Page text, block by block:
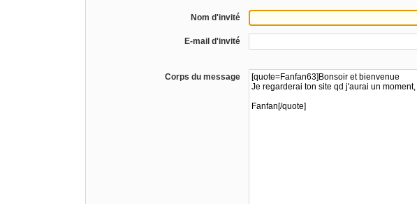
Nom d'invité
E-mail d'invité
Corps du message